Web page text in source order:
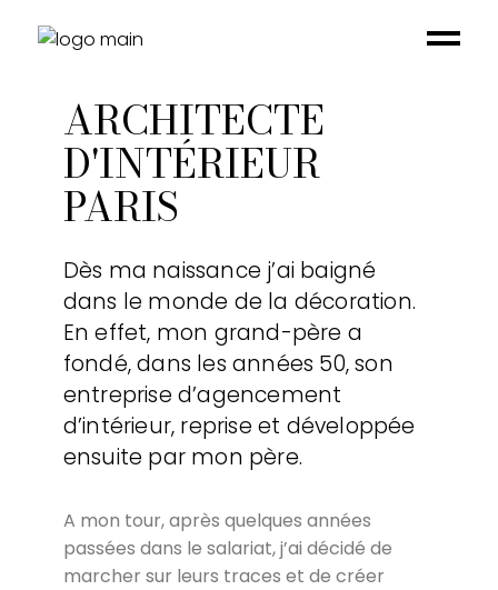
ARCHITECTE
D'INTÉRIEUR
PARIS
Dès ma naissance j’ai baigné
dans le monde de la décoration.
En effet, mon grand-père a
fondé, dans les années 50, son
entreprise d’agencement
d’intérieur, reprise et développée
ensuite par mon père.
A mon tour, après quelques années
passées dans le salariat, j’ai décidé de
marcher sur leurs traces et de créer